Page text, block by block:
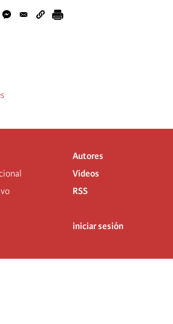
Autores
Videos
RSS
iniciar sesión